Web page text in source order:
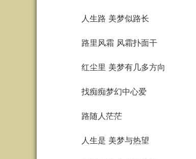
人生路 美梦似路长
路里风霜 风霜扑面干
红尘里 美梦有几多方向
找痴痴梦幻中心爱
路随人茫茫
人生是 美梦与热望